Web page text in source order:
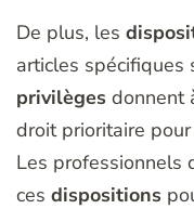
De plus, les
articles spécifiques
privilèges donnent
droit prioritaire
Les professionnels
ces dispositions